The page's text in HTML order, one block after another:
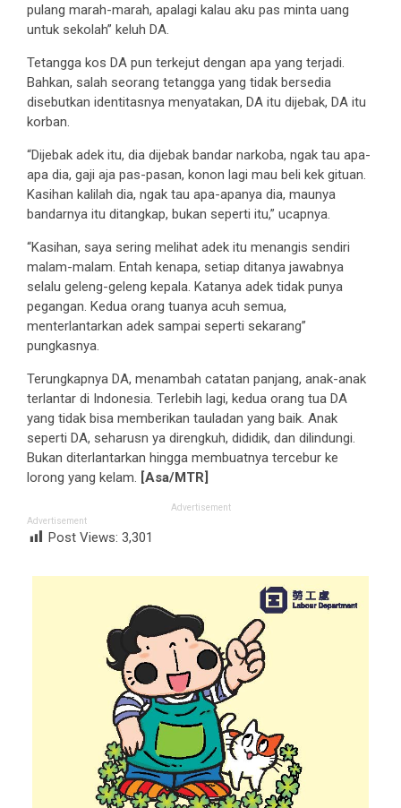
pulang marah-marah, apalagi kalau aku pas minta uang
untuk sekolah” keluh DA.
Tetangga kos DA pun terkejut dengan apa yang terjadi.
Bahkan, salah seorang tetangga yang tidak bersedia
disebutkan identitasnya menyatakan, DA itu dijebak, DA itu
korban.
“Dijebak adek itu, dia dijebak bandar narkoba, ngak tau apa-
apa dia, gaji aja pas-pasan, konon lagi mau beli kek gituan.
Kasihan kalilah dia, ngak tau apa-apanya dia, maunya
bandarnya itu ditangkap, bukan seperti itu,” ucapnya.
“Kasihan, saya sering melihat adek itu menangis sendiri
malam-malam. Entah kenapa, setiap ditanya jawabnya
selalu geleng-geleng kepala. Katanya adek tidak punya
pegangan. Kedua orang tuanya acuh semua,
menterlantarkan adek sampai seperti sekarang”
pungkasnya.
Terungkapnya DA, menambah catatan panjang, anak-anak
terlantar di Indonesia. Terlebih lagi, kedua orang tua DA
yang tidak bisa memberikan tauladan yang baik. Anak
seperti DA, seharusn ya direngkuh, dididik, dan dilindungi.
Bukan diterlantarkan hingga membuatnya tercebur ke
lorong yang kelam.
[Asa/MTR]
Advertisement
Advertisement
Post Views: 3,301